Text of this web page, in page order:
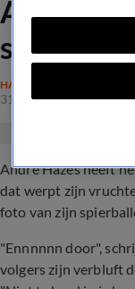
André
HAZES
31 aug 2020, 18:58
André Hazes heeft
dat werpt zijn
foto van zijn
"Ennnnnn door",
volgers zijn verbluft